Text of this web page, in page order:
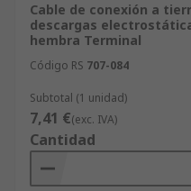
Cable de conexión a
descargas
hembra Terminal
Código RS 707-084
Subtotal (1 unidad)
7,41 €(exc. IVA)
Cantidad